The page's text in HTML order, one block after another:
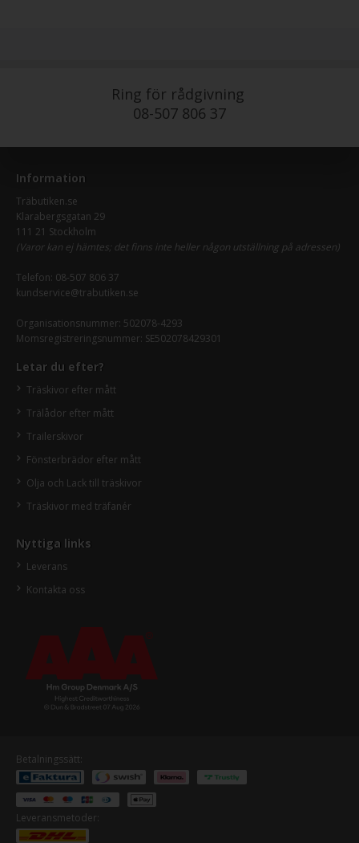
Ring för rådgivning
08-507 806 37
Information
Träbutiken.se
Klarabergsgatan 29
111 21 Stockholm
(Varor kan ej hämtes; det finns inte heller någon utställning på adressen)
Telefon: 08-507 806 37
kundservice@trabutiken.se
Organisationsnummer: 502078-4293
Momsregistreringsnummer: SE502078429301
Letar du efter?
Träskivor efter mått
Trälådor efter mått
Trailerskivor
Fönsterbrädor efter mått
Olja och Lack till träskivor
Träskivor med träfanér
Nyttiga links
Leverans
Kontakta oss
Betalningssätt:
Leveransmetoder: